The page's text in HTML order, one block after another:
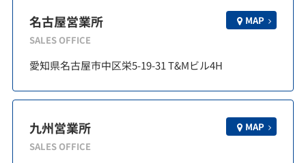
名古屋営業所
SALES OFFICE
MAP
愛知県名古屋市中区栄5-19-31 T&Mビル4H
九州営業所
SALES OFFICE
MAP